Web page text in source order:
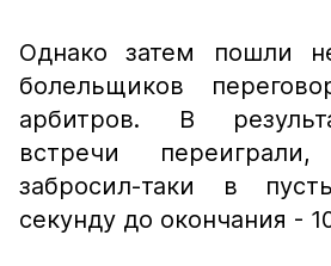
Однако затем пошли
болельщиков
арбитров. В
встречи
забросил-таки в
секунду до окончания -